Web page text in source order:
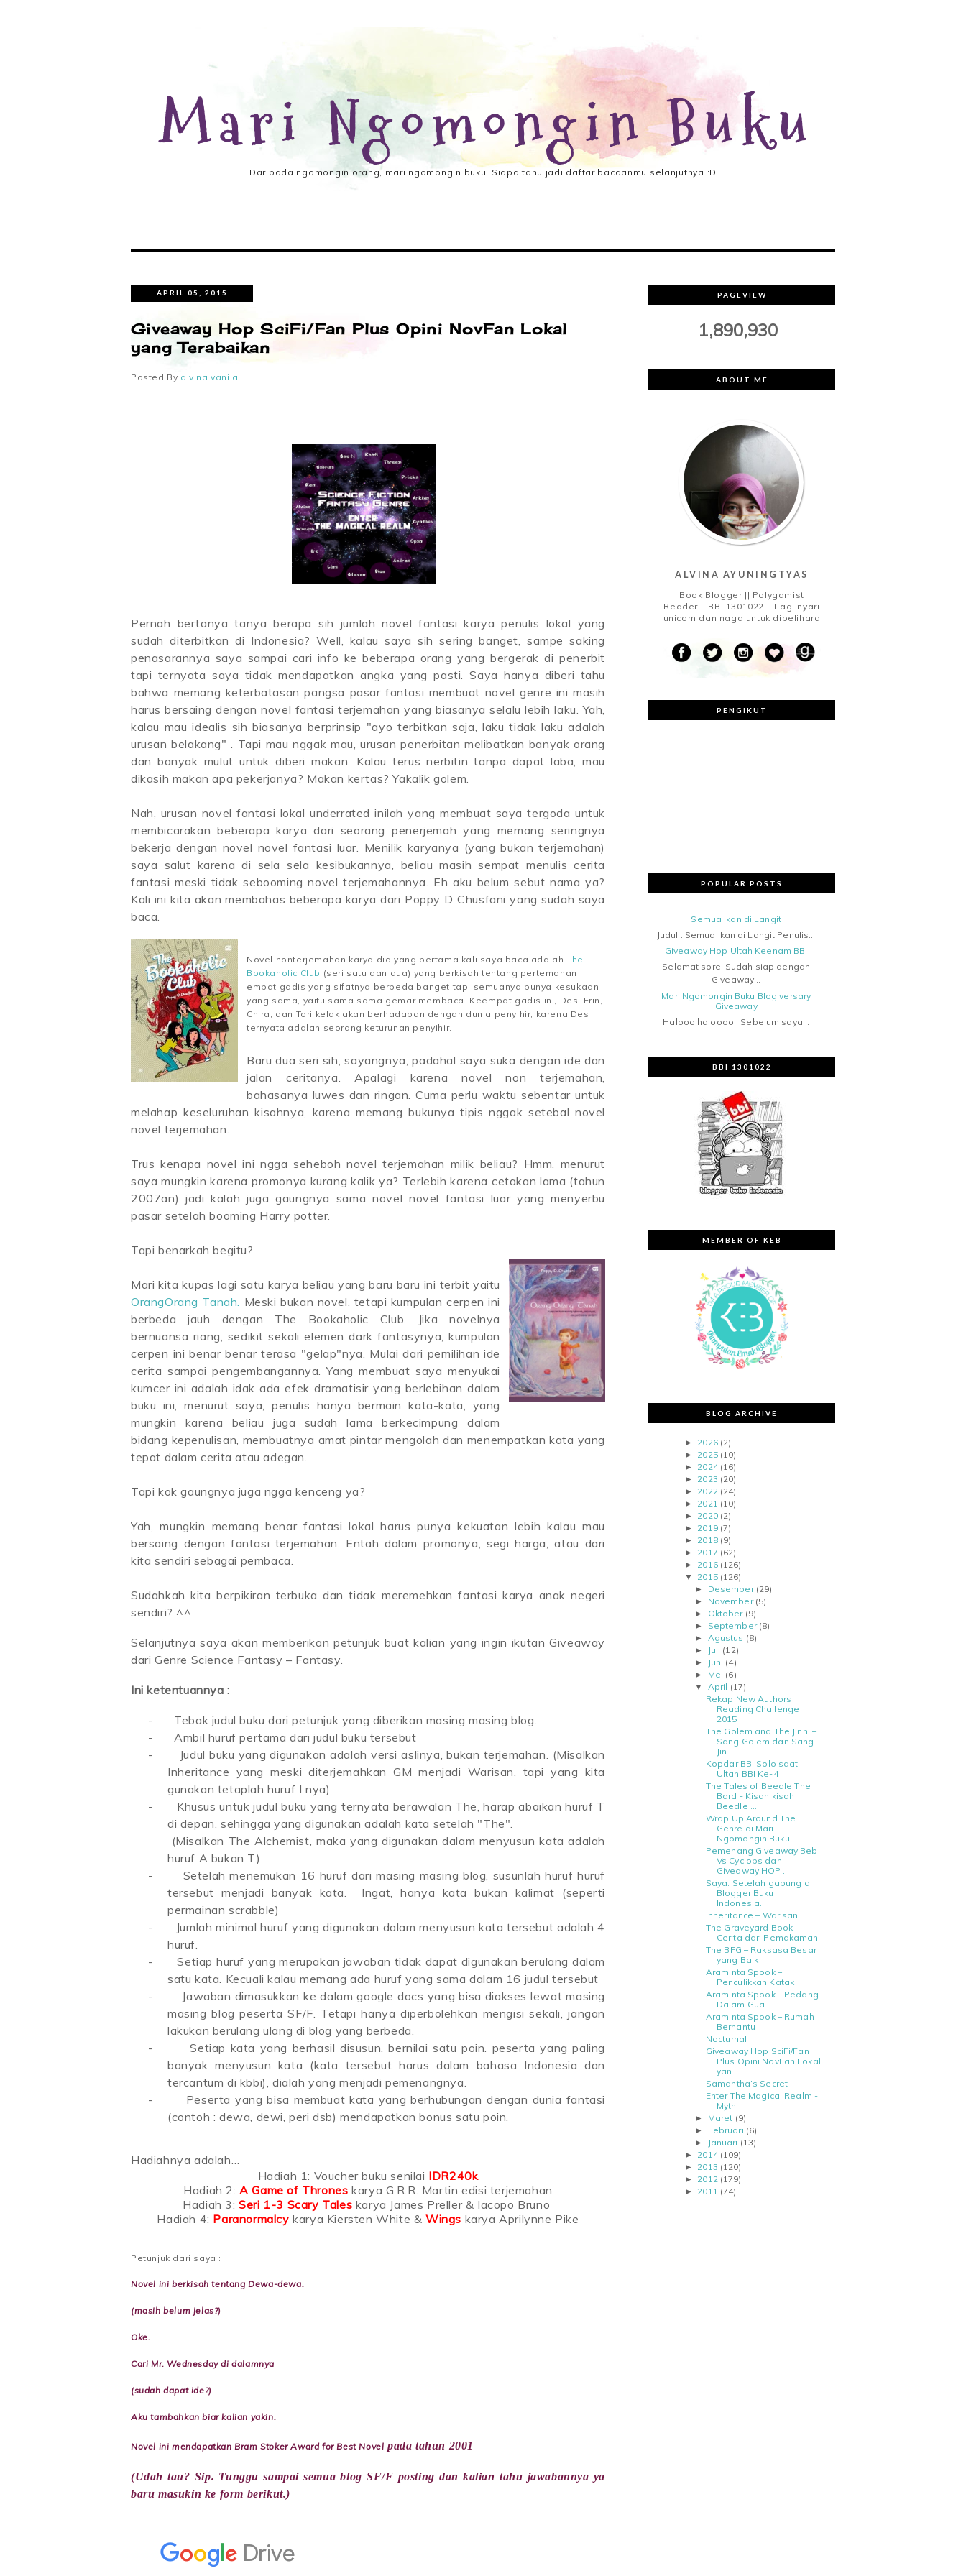
Mari Ngomongin Buku
Daripada ngomongin orang, mari ngomongin buku. Siapa tahu jadi daftar bacaanmu selanjutnya :D
APRIL 05, 2015
Giveaway Hop SciFi/Fan Plus Opini NovFan Lokal
yang Terabaikan
Posted By alvina vanila
Pernah bertanya tanya berapa sih jumlah novel fantasi karya penulis lokal yang
sudah diterbitkan di Indonesia? Well, kalau saya sih sering banget, sampe saking
penasarannya saya sampai cari info ke beberapa orang yang bergerak di penerbit
tapi ternyata saya tidak mendapatkan angka yang pasti. Saya hanya diberi tahu
bahwa memang keterbatasan pangsa pasar fantasi membuat novel genre ini masih
harus bersaing dengan novel fantasi terjemahan yang biasanya selalu lebih laku. Yah,
kalau mau idealis sih biasanya berprinsip "ayo terbitkan saja, laku tidak laku adalah
urusan belakang" . Tapi mau nggak mau, urusan penerbitan melibatkan banyak orang
dan banyak mulut untuk diberi makan. Kalau terus nerbitin tanpa dapat laba, mau
dikasih makan apa pekerjanya? Makan kertas? Yakalik golem.
Nah, urusan novel fantasi lokal underrated inilah yang membuat saya tergoda untuk
membicarakan beberapa karya dari seorang penerjemah yang memang seringnya
bekerja dengan novel novel fantasi luar. Menilik karyanya (yang bukan terjemahan)
saya salut karena di sela sela kesibukannya, beliau masih sempat menulis cerita
fantasi meski tidak sebooming novel terjemahannya. Eh aku belum sebut nama ya?
Kali ini kita akan membahas beberapa karya dari Poppy D Chusfani yang sudah saya
baca.
Novel nonterjemahan karya dia yang pertama kali saya baca adalahThe
Bookaholic Club (seri satu dan dua) yang berkisah tentang pertemanan
empat gadis yang sifatnya berbeda banget tapi semuanya punya kesukaan
yang sama, yaitu sama sama gemar membaca. Keempat gadis ini, Des, Erin,
Chira, dan Tori kelak akan berhadapan dengan dunia penyihir, karena Des
ternyata adalah seorang keturunan penyihir.
Baru dua seri sih, sayangnya, padahal saya suka dengan ide dan
jalan ceritanya. Apalagi karena novel non terjemahan,
bahasanya luwes dan ringan. Cuma perlu waktu sebentar untuk
melahap keseluruhan kisahnya, karena memang bukunya tipis nggak setebal novel
novel terjemahan.
Trus kenapa novel ini ngga seheboh novel terjemahan milik beliau? Hmm, menurut
saya mungkin karena promonya kurang kalik ya? Terlebih karena cetakan lama (tahun
2007an) jadi kalah juga gaungnya sama novel novel fantasi luar yang menyerbu
pasar setelah booming Harry potter.
Tapi benarkah begitu?
Mari kita kupas lagi satu karya beliau yang baru baru ini terbit yaitu
OrangOrang Tanah. Meski bukan novel, tetapi kumpulan cerpen ini
berbeda jauh dengan The Bookaholic Club. Jika novelnya
bernuansa riang, sedikit sekali elemen dark fantasynya, kumpulan
cerpen ini benar benar terasa "gelap"nya. Mulai dari pemilihan ide
cerita sampai pengembangannya. Yang membuat saya menyukai
kumcer ini adalah idak ada efek dramatisir yang berlebihan dalam
buku ini, menurut saya, penulis hanya bermain kata-kata, yang
mungkin karena beliau juga sudah lama berkecimpung dalam
bidang kepenulisan, membuatnya amat pintar mengolah dan menempatkan kata yang
tepat dalam cerita atau adegan.
Tapi kok gaungnya juga ngga kenceng ya?
Yah, mungkin memang benar fantasi lokal harus punya kekuatan lebih kalau mau
bersaing dengan fantasi terjemahan. Entah dalam promonya, segi harga, atau dari
kita sendiri sebagai pembaca.
Sudahkah kita berpikiran terbuka dan tidak meremehkan fantasi karya anak negeri
sendiri? ^^
Selanjutnya saya akan memberikan petunjuk buat kalian yang ingin ikutan Giveaway
dari Genre Science Fantasy – Fantasy.
Ini ketentuannya :
-
Tebak judul buku dari petunjuk yang diberikan masing masing blog.
-
Ambil huruf pertama dari judul buku tersebut
-
Judul buku yang digunakan adalah versi aslinya, bukan terjemahan. (Misalkan
Inheritance yang meski diterjemahkan GM menjadi Warisan, tapi yang kita
gunakan tetaplah huruf I nya)
-
Khusus untuk judul buku yang ternyata berawalan The, harap abaikan huruf T
di depan, sehingga yang digunakan adalah kata setelah "The".
(Misalkan The Alchemist, maka yang digunakan dalam menyusun kata adalah
huruf A bukan T)
-
Setelah menemukan 16 huruf dari masing masing blog, susunlah huruf huruf
tersebut menjadi banyak kata. Ingat, hanya kata bukan kalimat (seperti
permainan scrabble)
-
Jumlah minimal huruf yang digunakan dalam menyusun kata tersebut adalah 4
huruf.
-
Setiap huruf yang merupakan jawaban tidak dapat digunakan berulang dalam
satu kata. Kecuali kalau memang ada huruf yang sama dalam 16 judul tersebut
-
Jawaban dimasukkan ke dalam google docs yang bisa diakses lewat masing
masing blog peserta SF/F. Tetapi hanya diperbolehkan mengisi sekali, jangan
lakukan berulang ulang di blog yang berbeda.
-
Setiap kata yang berhasil disusun, bernilai satu poin. peserta yang paling
banyak menyusun kata (kata tersebut harus dalam bahasa Indonesia dan
tercantum di kbbi), dialah yang menjadi pemenangnya.
-
Peserta yang bisa membuat kata yang berhubungan dengan dunia fantasi
(contoh : dewa, dewi, peri dsb) mendapatkan bonus satu poin.
Hadiahnya adalah…
Hadiah 1: Voucher buku senilai IDR240k
Hadiah 2:A Game of Thrones karya G.R.R. Martin edisi terjemahan
Hadiah 3:Seri 1-3 Scary Tales karya James Preller & Iacopo Bruno
Hadiah 4: Paranormalcy karya Kiersten White & Wings karya Aprilynne Pike
Petunjuk dari saya :
Novel ini berkisah tentang Dewa-dewa.
(masih belum jelas?)
Oke.
Cari Mr. Wednesdaydi dalamnya
(sudah dapat ide?)
Aku tambahkan biar kalian yakin.
Novel ini mendapatkan Bram Stoker Award for Best Novel pada tahun 2001
(Udah tau? Sip. Tunggu sampai semua blog SF/F posting dan kalian tahu jawabannya ya
baru masukin ke form berikut.)
PAGEVIEW
1,890,930
ABOUT ME
ALVINA AYUNINGTYAS
Book Blogger || Polygamist
Reader || BBI 1301022 || Lagi nyari
unicorn dan naga untuk dipelihara
PENGIKUT
POPULAR POSTS
Semua Ikan di Langit
Judul : Semua Ikan di Langit Penulis...
Giveaway Hop Ultah Keenam BBI
Selamat sore! Sudah siap dengan
Giveaway...
Mari Ngomongin Buku Blogiversary
Giveaway
Halooo haloooo!! Sebelum saya...
BBI 1301022
MEMBER OF KEB
BLOG ARCHIVE
► 2026 (2)
► 2025 (10)
► 2024 (16)
► 2023 (20)
► 2022 (24)
► 2021 (10)
► 2020 (2)
► 2019 (7)
► 2018 (9)
► 2017 (62)
► 2016 (126)
▼ 2015 (126)
► Desember (29)
► November (5)
► Oktober (9)
► September (8)
► Agustus (8)
► Juli (12)
► Juni (4)
► Mei (6)
▼ April (17)
Rekap New Authors
Reading Challenge
2015
The Golem and The Jinni –
Sang Golem dan Sang
Jin
Kopdar BBI Solo saat
Ultah BBI Ke-4
The Tales of Beedle The
Bard - Kisah kisah
Beedle ...
Wrap Up Around The
Genre di Mari
Ngomongin Buku
Pemenang Giveaway Bebi
Vs Cyclops dan
Giveaway HOP...
Saya. Setelah gabung di
Blogger Buku
Indonesia.
Inheritance – Warisan
The Graveyard Book-
Cerita dari Pemakaman
The BFG – Raksasa Besar
yang Baik
Araminta Spook –
Penculikkan Katak
Araminta Spook – Pedang
Dalam Gua
Araminta Spook – Rumah
Berhantu
Nocturnal
Giveaway Hop SciFi/Fan
Plus Opini NovFan Lokal
yan...
Samantha’s Secret
Enter The Magical Realm -
Myth
► Maret (9)
► Februari (6)
► Januari (13)
► 2014 (109)
► 2013 (120)
► 2012 (179)
► 2011 (74)